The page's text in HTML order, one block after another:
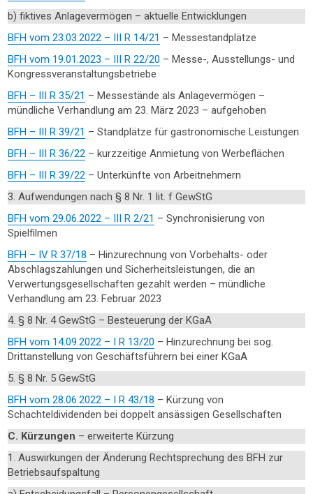
b) fiktives Anlagevermögen – aktuelle Entwicklungen
BFH vom 23.03.2022 – III R 14/21 – Messestandplätze
BFH vom 19.01.2023 – III R 22/20 – Messe-, Ausstellungs- und
Kongressveranstaltungsbetriebe
BFH – III R 35/21 – Messestände als Anlagevermögen –
mündliche Verhandlung am 23. März 2023 – aufgehoben
BFH – III R 39/21 – Standplätze für gastronomische Leistungen
BFH – III R 36/22 – kurzzeitige Anmietung von Werbeflächen
BFH – III R 39/22 – Unterkünfte von Arbeitnehmern
3. Aufwendungen nach § 8 Nr. 1 lit. f GewStG
BFH vom 29.06.2022 – III R 2/21 – Synchronisierung von
Spielfilmen
BFH – IV R 37/18 – Hinzurechnung von Vorbehalts- oder
Abschlagszahlungen und Sicherheitsleistungen, die an
Verwertungsgesellschaften gezahlt werden – mündliche
Verhandlung am 23. Februar 2023
4. § 8 Nr. 4 GewStG – Besteuerung der KGaA
BFH vom 14.09.2022 – I R 13/20 – Hinzurechnung bei sog.
Drittanstellung von Geschäftsführern bei einer KGaA
5. § 8 Nr. 5 GewStG
BFH vom 28.06.2022 – I R 43/18 – Kürzung von
Schachteldividenden bei doppelt ansässigen Gesellschaften
C. Kürzungen – erweiterte Kürzung
1. Auswirkungen der Änderung Rechtsprechung des BFH zur
Betriebsaufspaltung